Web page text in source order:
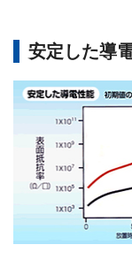
安定した導